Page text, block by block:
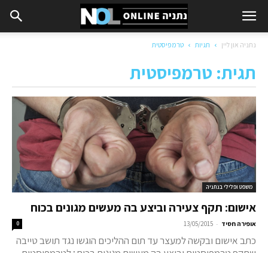
נתניה און ליין תגיות טרמפיסטית
תגית: טרמפיסטית
משפט ופלילי בנתניה
אישום: תקף צעירה וביצע בה מעשים מגונים בכוח
אופירה חסיד -
13/05/2015
0
כתב אישום ובקשה למעצר עד תום ההליכים הוגשו נגד תושב טייבה